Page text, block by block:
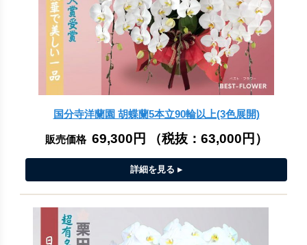
国分寺洋蘭園 胡蝶蘭5本立90輪以上(3色展開)
販売価格 69,300円 （税抜： 63,000円 ）